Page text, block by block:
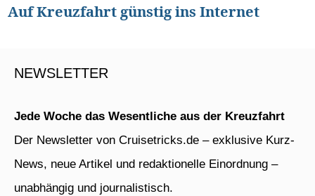
Auf Kreuzfahrt günstig ins Internet
NEWSLETTER
Jede Woche das Wesentliche aus der Kreuzfahrt
Der Newsletter von Cruisetricks.de – exklusive Kurz-
News, neue Artikel und redaktionelle Einordnung –
unabhängig und journalistisch.